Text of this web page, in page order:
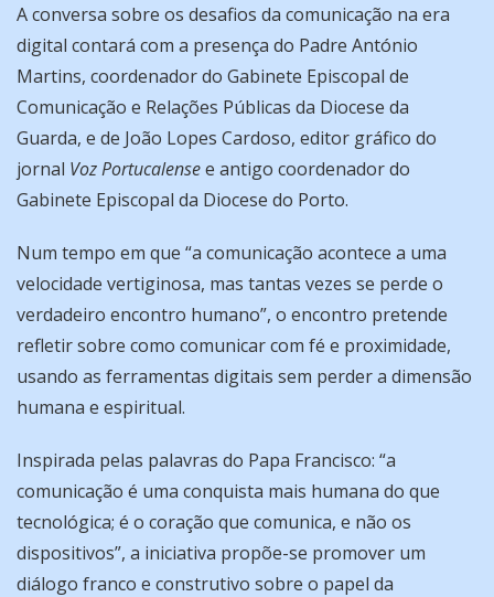
A conversa sobre os desafios da comunicação na era
digital contará com a presença do Padre António
Martins, coordenador do Gabinete Episcopal de
Comunicação e Relações Públicas da Diocese da
Guarda, e de João Lopes Cardoso, editor gráfico do
jornal Voz Portucalensee antigo coordenador do
Gabinete Episcopal da Diocese do Porto.
Num tempo em que “a comunicação acontece a uma
velocidade vertiginosa, mas tantas vezes se perde o
verdadeiro encontro humano”, o encontro pretende
refletir sobre como comunicar com fé e proximidade,
usando as ferramentas digitais sem perder a dimensão
humana e espiritual.
Inspirada pelas palavras do Papa Francisco: “a
comunicação é uma conquista mais humana do que
tecnológica; é o coração que comunica, e não os
dispositivos”, a iniciativa propõe-se promover um
diálogo franco e construtivo sobre o papel da